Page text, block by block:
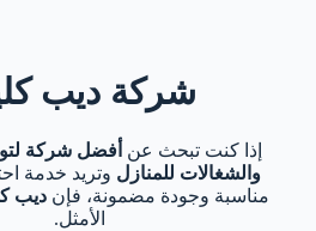
شركة ديب
إذا كنت تبحث عن أفضل شركة
والشغالات للمنازل وتريد خدمة
مناسبة وجودة مضمونة، فإن ديب
الأمثل.